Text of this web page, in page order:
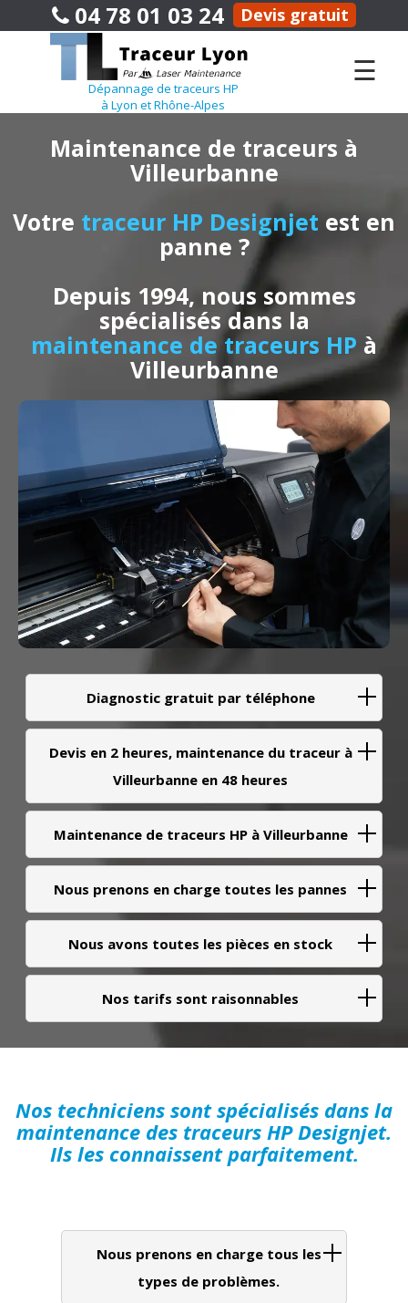
04 78 01 03 24 Devis gratuit
Dépannage de traceurs HP
à Lyon et Rhône-Alpes
☰
Maintenance de traceurs à
Villeurbanne
Votre traceur HP Designjet est en
panne ?
Depuis 1994, nous sommes
spécialisés dans la
maintenance de traceurs HP à
Villeurbanne
Diagnostic gratuit par téléphone
Devis en 2 heures, maintenance du traceur à
Villeurbanne en 48 heures
Maintenance de traceurs HP à Villeurbanne
Nous prenons en charge toutes les pannes
Nous avons toutes les pièces en stock
Nos tarifs sont raisonnables
Nos techniciens sont spécialisés dans la
maintenance des traceurs HP Designjet.
Ils les connaissent parfaitement.
Nous prenons en charge tous les
types de problèmes.